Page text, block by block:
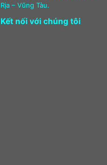
Rịa – Vũng Tàu.
Kết nối với chúng tôi